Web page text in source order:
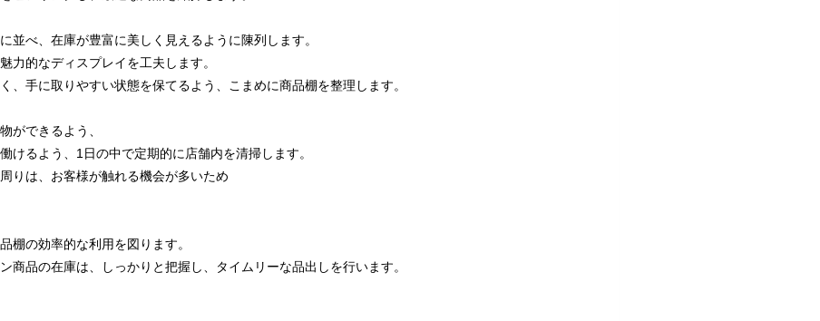
並べ、在庫が豊富に美しく見えるように陳列します。
力的なディスプレイを工夫します。
、手に取りやすい状態を保てるよう、こまめに商品棚を整理します。
ができるよう、
けるよう、1日の中で定期的に店舗内を清掃します。
りは、お客様が触れる機会が多いため
棚の効率的な利用を図ります。
商品の在庫は、しっかりと把握し、タイムリーな品出しを行います。